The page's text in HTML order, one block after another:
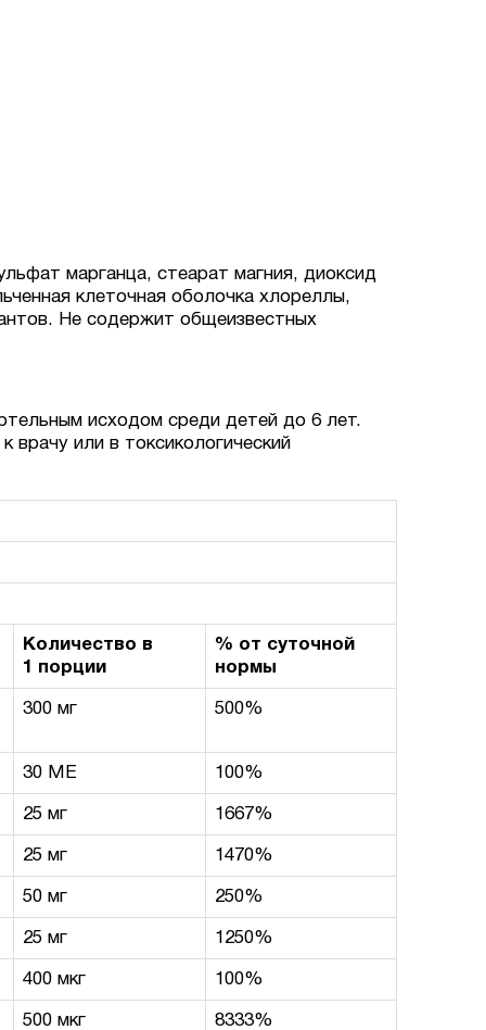
марганца, стеарат магния, диоксид
клеточная оболочка хлореллы,
Не содержит общеизвестных
исходом среди детей до 6 лет.
или в токсикологический
Количество в
1 порции
% от суточной
нормы
300 мг 500%
30 МЕ 100%
25 мг 1667%
25 мг 1470%
50 мг 250%
25 мг 1250%
400 мкг 100%
500 мкг 8333%